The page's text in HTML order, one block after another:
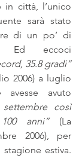
in città, l’unico
sarà stato
di un po’ di
Ed eccoci
35.8 gradi”
2006) a luglio
avuto
così
anni” (La
2006), per
estiva.